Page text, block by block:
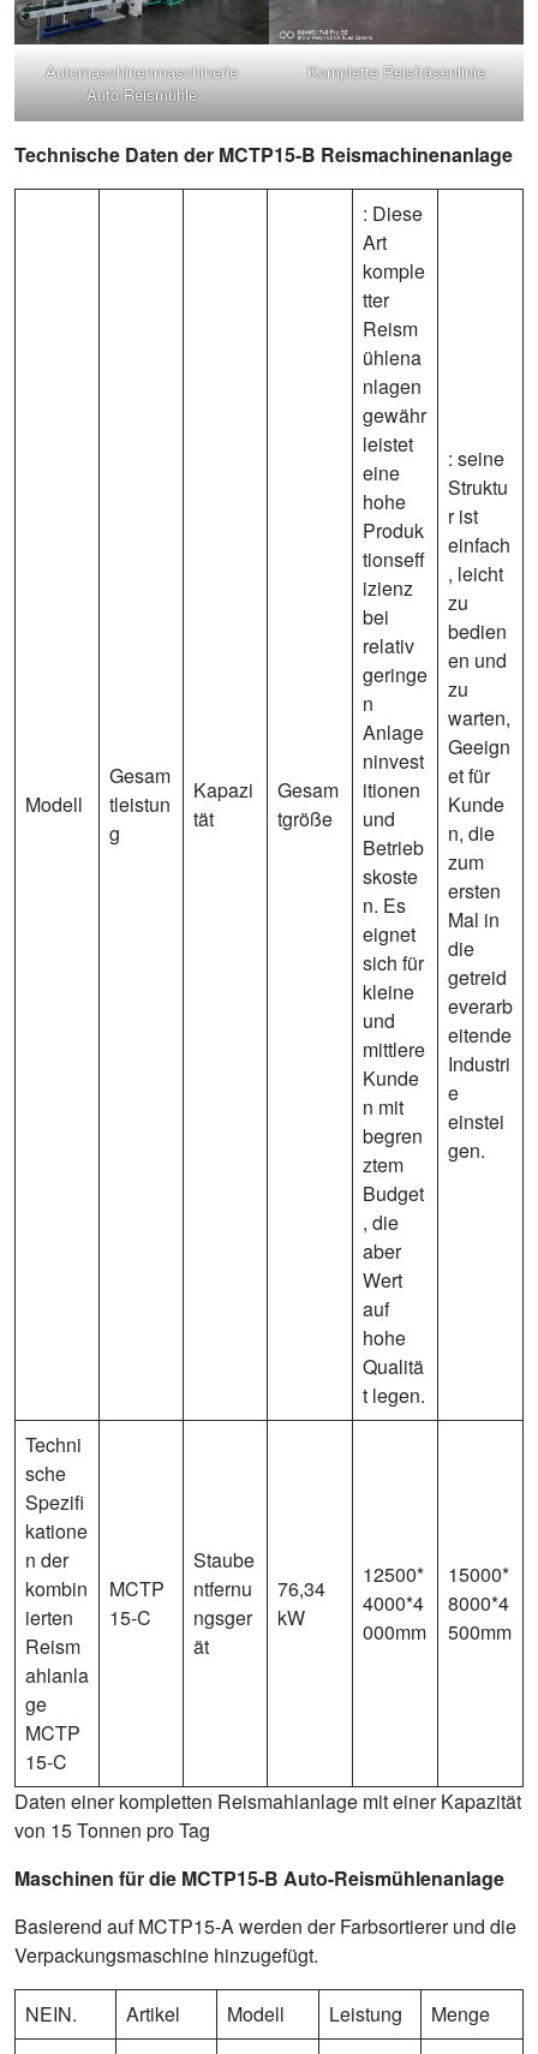
Automaschinenmaschinerie
Auto Reismühle
Komplette Reisfräsenlinie
Technische Daten der MCTP15-B Reismachinenanlage
Modell
Gesam
tleistun
g
Kapazi
tät
Gesam
tgröße
: Diese
Art
komple
tter
Reism
ühlena
nlagen
gewähr
leistet
eine
hohe
Produk
tionseff
izienz
bei
relativ
geringe
n
Anlage
ninvest
itionen
und
Betrieb
skoste
n. Es
eignet
sich für
kleine
und
mittlere
Kunde
n mit
begren
ztem
Budget
, die
aber
Wert
auf
hohe
Qualitä
t legen.
: seine
Struktu
r ist
einfach
, leicht
zu
bedien
en und
zu
warten,
Geeign
et für
Kunde
n, die
zum
ersten
Mal in
die
getreid
everarb
eitende
Industri
e
einstei
gen.
Techni
sche
Spezifi
katione
n der
kombin
ierten
Reism
ahlanla
ge
MCTP
15-C
MCTP
15-C
Staube
ntfernu
ngsger
ät
76,34
kW
12500*
4000*4
000mm
15000*
8000*4
500mm
Daten einer kompletten Reismahlanlage mit einer Kapazität
von 15 Tonnen pro Tag
Maschinen für die MCTP15-B Auto-Reismühlenanlage
Basierend auf MCTP15-A werden der Farbsortierer und die
Verpackungsmaschine hinzugefügt.
NEIN. Artikel Modell Leistung
Menge